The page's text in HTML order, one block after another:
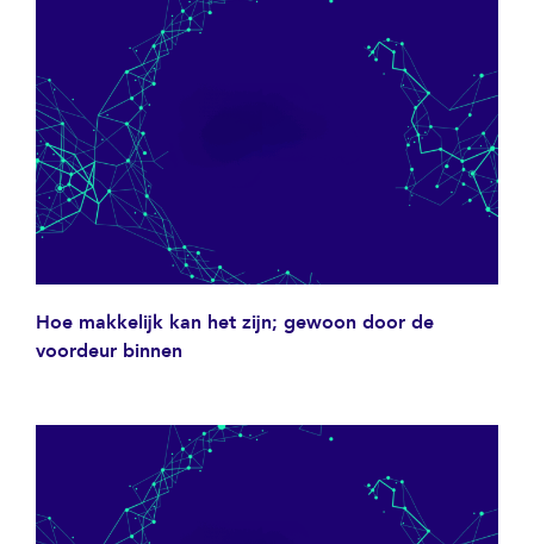
Hoe makkelijk kan het zijn; gewoon door de
voordeur binnen